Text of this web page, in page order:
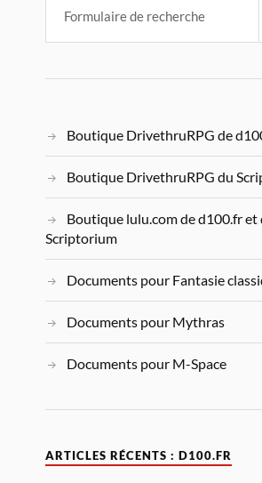
Boutique DrivethruRPG de
Boutique DrivethruRPG du
Boutique lulu.com de d100.fr et
Scriptorium
Documents pour Fantasie
Documents pour Mythras
Documents pour M-Space
ARTICLES RÉCENTS : D100.FR